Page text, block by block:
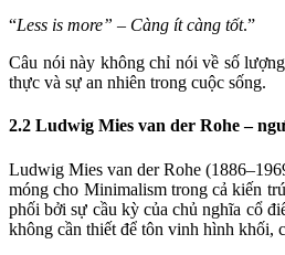
“Less is more” – Càng ít càng tốt.”
Câu nói này không chỉ nói về số
thực và sự an nhiên trong cuộc sống.
2.2 Ludwig Mies van der Rohe –
Ludwig Mies van der Rohe
móng cho Minimalism trong cả kiến
phối bởi sự cầu kỳ của chủ nghĩa cổ
không cần thiết để tôn vinh hình khối,